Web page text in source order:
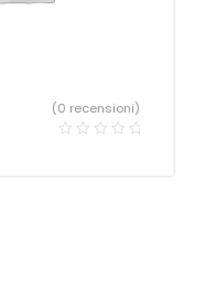
(0 recensioni)